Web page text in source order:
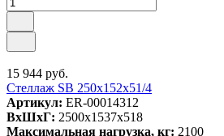
15 944 руб.
Стеллаж SB 250x152x51/4
Артикул: ER-00014312
ВxШxГ: 2500x1537x518
Максимальная нагрузка, кг: 2100